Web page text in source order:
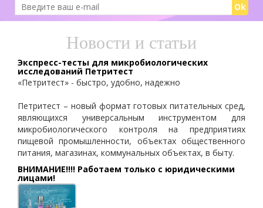
Ok
Новости и статьи
Экспресс-тесты для микробиологических
исследований Петритест
«Петритест» - быстро, удобно, надежно
Петритест – новый формат готовых питательных сред,
являющихся универсальным инструментом для
микробиологического контроля на предприятиях
пищевой промышленности, объектах общественного
питания, магазинах, коммунальных объектах, в быту.
ВНИМАНИЕ!!!! Работаем только с юридическими
лицами!